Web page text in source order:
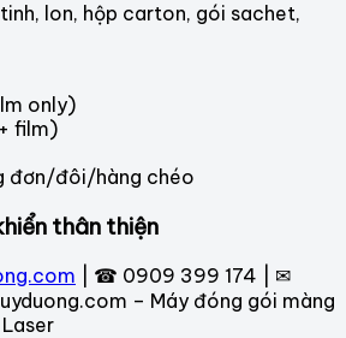
lon, hộp carton, gói sachet,
only)
film)
đơn/đôi/hàng chéo
thân thiện
| ☎ 0909 399 174 | ✉
– Máy đóng gói màng